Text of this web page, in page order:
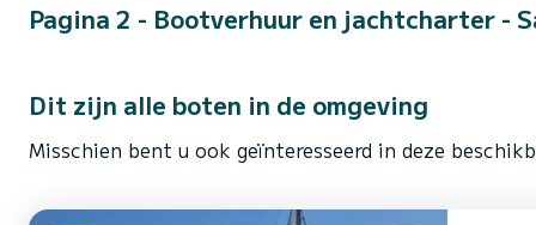
Pagina 2 - Bootverhuur en jachtcharter -
Dit zijn alle boten in de omgeving
Misschien bent u ook geïnteresseerd in deze